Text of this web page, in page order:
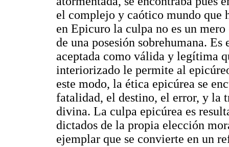
el complejo y caótico mundo que
en Epicuro la culpa no es un
de una posesión sobrehumana.
aceptada como válida y legítima
interiorizado le permite al
este modo, la ética epicúrea se
fatalidad, el destino, el error, y la
divina. La culpa epicúrea es
dictados de la propia elección
ejemplar que se convierte en un